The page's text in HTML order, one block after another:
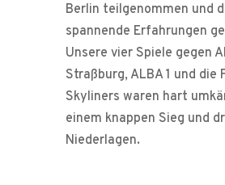
Berlin teilgenommen und
spannende Erfahrungen
Unsere vier Spiele gegen
Straßburg, ALBA 1 und die
Skyliners waren hart
einem knappen Sieg und
Niederlagen.